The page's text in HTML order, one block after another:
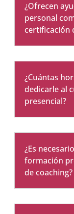
¿Ofrecen
personal
certificación
¿Cuántas
dedicarle al
presencial?
¿Es
formación
de coaching?